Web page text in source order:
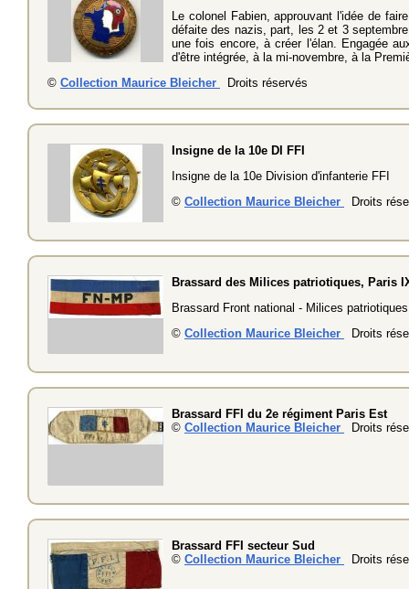
Le colonel Fabien, approuvant l'idée de
défaite des nazis, part, les 2 et 3
une fois encore, à créer l'élan. Engagée
d'être intégrée, à la mi-novembre, à la
© Collection Maurice Bleicher Droits réservés
Insigne de la 10e DI FFI
Insigne de la 10e Division d'infanterie FFI
© Collection Maurice Bleicher Droits
Brassard des Milices patriotiques, Paris
Brassard Front national - Milices
© Collection Maurice Bleicher Droits
Brassard FFI du 2e régiment Paris Est
© Collection Maurice Bleicher Droits
Brassard FFI secteur Sud
© Collection Maurice Bleicher Droits